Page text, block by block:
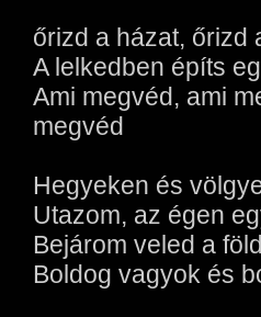
őrizd a házat, őrizd
A lelkedben építs
Ami megvéd, ami
megvéd
Hegyeken és
Utazom, az égen
Bejárom veled a
Boldog vagyok és